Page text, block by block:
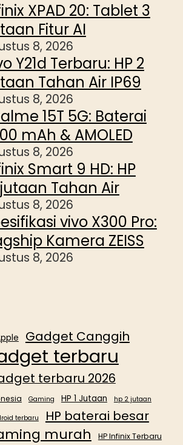
XPAD 20: Tablet 3
Fitur AI
8, 2026
Y21d Terbaru: HP 2
Tahan Air IP69
8, 2026
15T 5G: Baterai
mAh & AMOLED
8, 2026
Smart 9 HD: HP
Tahan Air
8, 2026
vivo X300 Pro:
Kamera ZEISS
8, 2026
Gadget Canggih
terbaru
terbaru 2026
Gaming HP 1 Jutaan hp 2 jutaan
terbaru HP baterai besar
murah HP Infinix Terbaru